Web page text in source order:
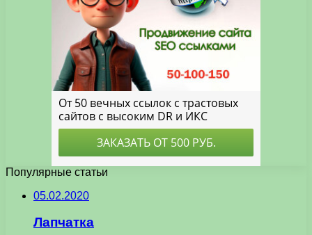
Популярные статьи
05.02.2020
Лапчатка